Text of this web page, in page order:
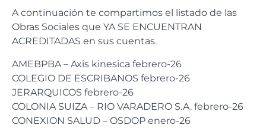
A continuación te compartimos el listado de las
Obras Sociales que YA SE ENCUENTRAN
ACREDITADAS en sus cuentas.
AMEBPBA – Axis kinesica febrero-26
COLEGIO DE ESCRIBANOS febrero-26
JERARQUICOS febrero-26
COLONIA SUIZA – RIO VARADERO S.A. febrero-26
CONEXION SALUD – OSDOP enero-26